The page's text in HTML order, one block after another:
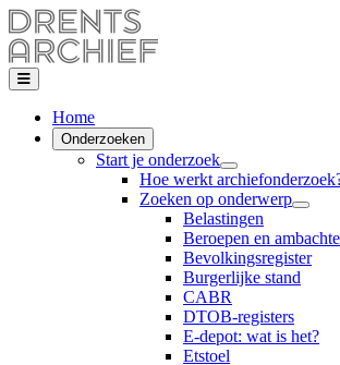
Home
Onderzoeken
Start je onderzoek
Hoe werkt
Zoeken op onderwerp
Belastingen
Beroepen en
Bevolkingsregister
Burgerlijke stand
CABR
DTOB-registers
E-depot: wat is het?
Etstoel